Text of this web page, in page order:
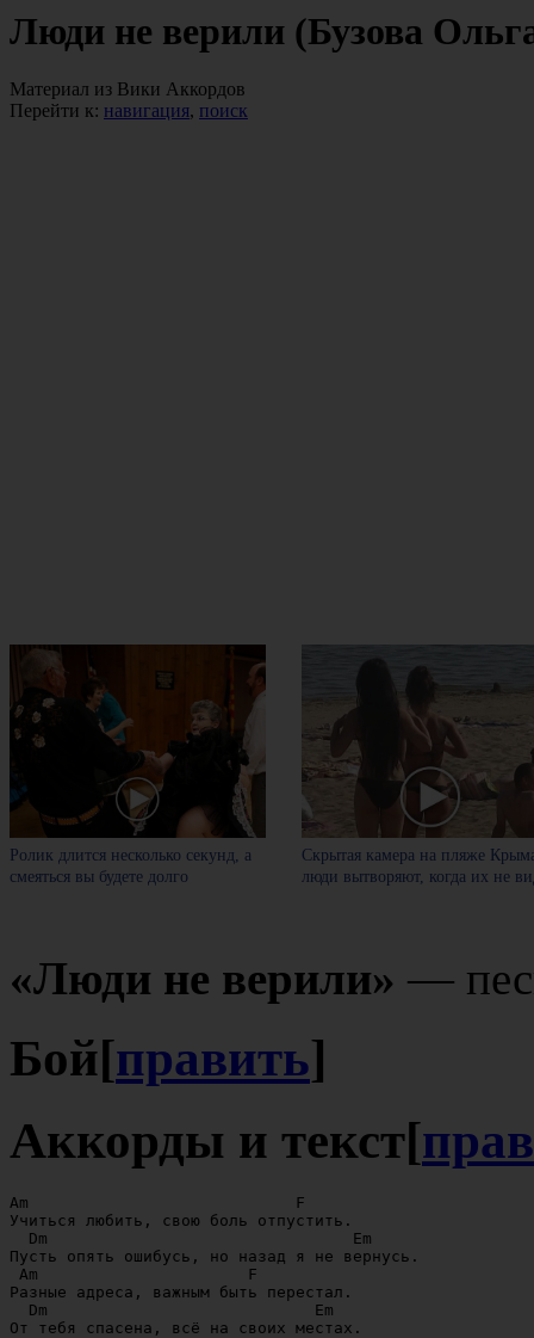
Люди не верили (Бузова
Материал из Вики Аккордов
Перейти к: навигация, поиск
Ролик длится несколько секунд, а
смеяться вы будете долго
Скрытая камера на пляже
люди вытворяют, когда их не
«Люди не верили» —
Бой[править]
Аккорды и текст[
Am                            F
Учиться любить, свою боль отпустить.
  Dm                                Em
Пусть опять ошибусь, но назад я не вернусь.
Am                      F
Разные адреса, важным быть перестал.
  Dm                            Em
От тебя спасена, всё на своих местах.